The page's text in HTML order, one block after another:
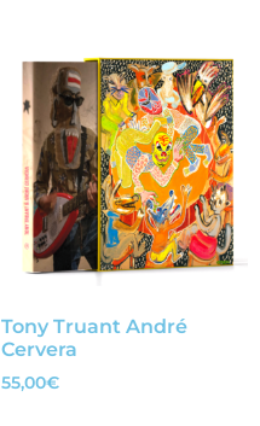
Tony Truant André
Cervera
55,00€